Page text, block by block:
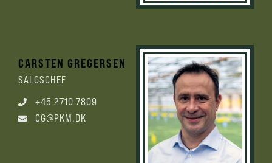
CARSTEN GREGERSEN
SALGSCHEF
+45 2710 7809
CG@PKM.DK